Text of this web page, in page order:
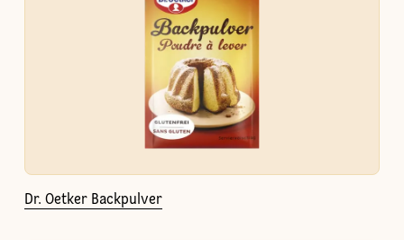
Dr. Oetker Backpulver